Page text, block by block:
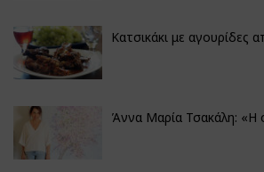
Κατσικάκι με αγουρίδες
Άννα Μαρία Τσακάλη: «Η